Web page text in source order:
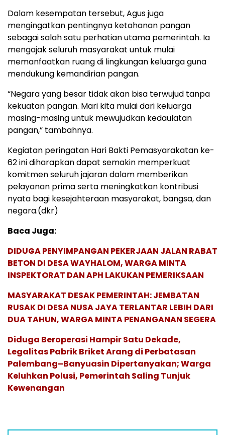
Dalam kesempatan tersebut, Agus juga
mengingatkan pentingnya ketahanan pangan
sebagai salah satu perhatian utama pemerintah. Ia
mengajak seluruh masyarakat untuk mulai
memanfaatkan ruang di lingkungan keluarga guna
mendukung kemandirian pangan.
“Negara yang besar tidak akan bisa terwujud tanpa
kekuatan pangan. Mari kita mulai dari keluarga
masing-masing untuk mewujudkan kedaulatan
pangan,” tambahnya.
Kegiatan peringatan Hari Bakti Pemasyarakatan ke-
62 ini diharapkan dapat semakin memperkuat
komitmen seluruh jajaran dalam memberikan
pelayanan prima serta meningkatkan kontribusi
nyata bagi kesejahteraan masyarakat, bangsa, dan
negara.(dkr)
Baca Juga:
DIDUGA PENYIMPANGAN PEKERJAAN JALAN RABAT
BETON DI DESA WAYHALOM, WARGA MINTA
INSPEKTORAT DAN APH LAKUKAN PEMERIKSAAN
MASYARAKAT DESAK PEMERINTAH: JEMBATAN
RUSAK DI DESA NUSA JAYA TERLANTAR LEBIH DARI
DUA TAHUN, WARGA MINTA PENANGANAN SEGERA
Diduga Beroperasi Hampir Satu Dekade,
Legalitas Pabrik Briket Arang di Perbatasan
Palembang–Banyuasin Dipertanyakan; Warga
Keluhkan Polusi, Pemerintah Saling Tunjuk
Kewenangan